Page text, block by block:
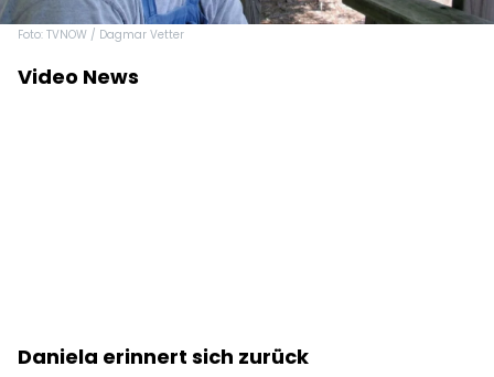
Foto: TVNOW / Dagmar Vetter
Video News
Daniela erinnert sich zurück